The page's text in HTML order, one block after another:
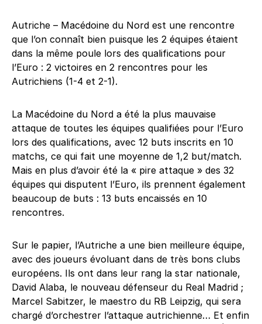
Autriche – Macédoine du Nord est une rencontre
que l’on connaît bien puisque les 2 équipes étaient
dans la même poule lors des qualifications pour
l’Euro : 2 victoires en 2 rencontres pour les
Autrichiens (1-4 et 2-1).
La Macédoine du Nord a été la plus mauvaise
attaque de toutes les équipes qualifiées pour l’Euro
lors des qualifications, avec 12 buts inscrits en 10
matchs, ce qui fait une moyenne de 1,2 but/match.
Mais en plus d’avoir été la « pire attaque » des 32
équipes qui disputent l’Euro, ils prennent également
beaucoup de buts : 13 buts encaissés en 10
rencontres.
Sur le papier, l’Autriche a une bien meilleure équipe,
avec des joueurs évoluant dans de très bons clubs
européens. Ils ont dans leur rang la star nationale,
David Alaba, le nouveau défenseur du Real Madrid ;
Marcel Sabitzer, le maestro du RB Leipzig, qui sera
chargé d’orchestrer l’attaque autrichienne… Et enfin